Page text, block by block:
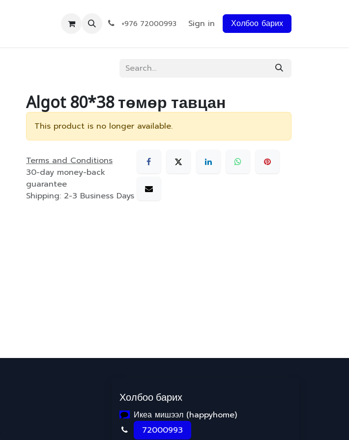
+976 72000993 Sign in Холбоо барих
Algot 80*38 төмөр тавцан
This product is no longer available.
Terms and Conditions
30-day money-back
guarantee
Shipping: 2-3 Business Days
Холбоо барих
Икеа мишээл (happyhome)
72000993